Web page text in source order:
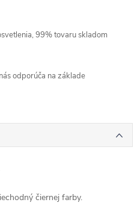
99% tovaru skladom
odporúča na základe
čiernej farby.